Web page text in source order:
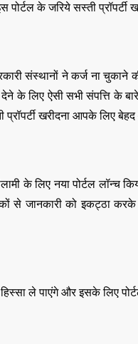
के जर‍िये सस्‍ती प्रॉपर्टी
संस्थानों ने कर्ज ना
के लिए ऐसी सभी संपत्ति के
खरीदना आपके लिए
के लिए नया पोर्टल लॉन्च
से जानकारी को इकट्ठा
ले पाएंगे और इसके लिए